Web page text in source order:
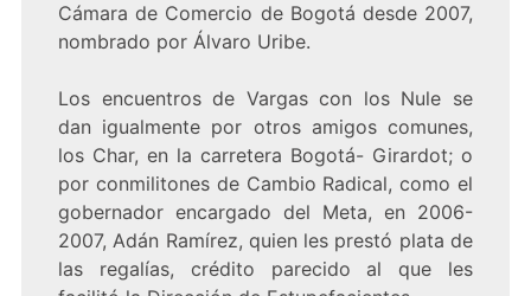
Cámara de Comercio de Bogotá desde 2007,
nombrado por Álvaro Uribe.
Los encuentros de Vargas con los Nule se
dan igualmente por otros amigos comunes,
los Char, en la carretera Bogotá- Girardot; o
por conmilitones de Cambio Radical, como el
gobernador encargado del Meta, en 2006-
2007, Adán Ramírez, quien les prestó plata de
las regalías, crédito parecido al que les